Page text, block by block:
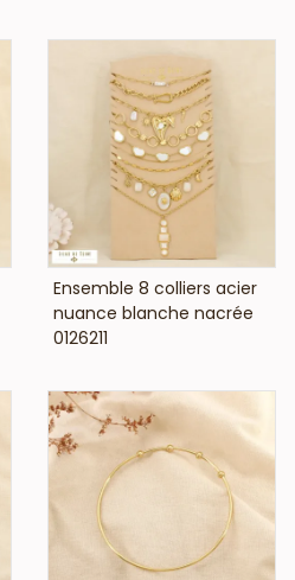
VOIR LE PRIX
Ensemble 8 colliers acier
nuance blanche nacrée
0126211